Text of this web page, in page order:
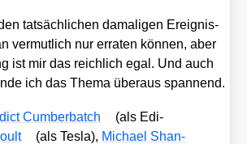
tat­säch­li­chen dama­li­gen Ereig­nis­
ver­mut­lich nur erra­ten kön­nen, aber
ist mir das reich­lich egal. Und auch
ich das The­ma über­aus span­nend.
Cum­ber­batch
(als Edi­
(als Tes­la), Micha­el Shan­